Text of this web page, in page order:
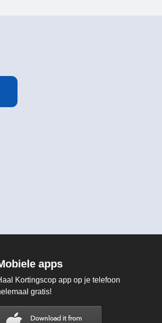
apps
Kortingscop app op je telefoon
gratis!